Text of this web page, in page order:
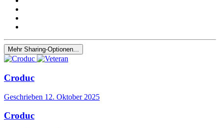
Mehr Sharing-Optionen...
Croduc
Geschrieben 12. Oktober 2025
Croduc